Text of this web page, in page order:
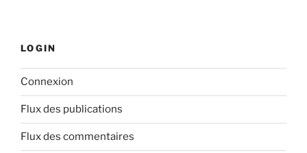
LOGIN
Connexion
Flux des publications
Flux des commentaires